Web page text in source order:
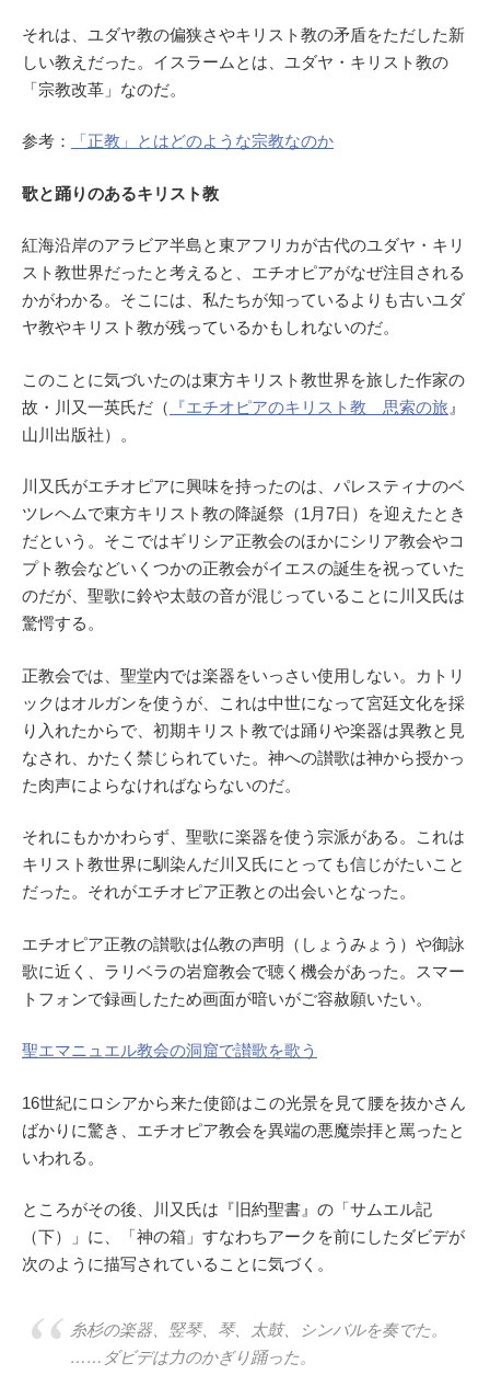
それは、ユダヤ教の偏狭さやキリスト教の矛盾をただした新
しい教えだった。イスラームとは、ユダヤ・キリスト教の
「宗教改革」なのだ。
参考： 「正教」とはどのような宗教なのか
歌と踊りのあるキリスト教
紅海沿岸のアラビア半島と東アフリカが古代のユダヤ・キリ
スト教世界だったと考えると、エチオピアがなぜ注目される
かがわかる。そこには、私たちが知っているよりも古いユダ
ヤ教やキリスト教が残っているかもしれないのだ。
このことに気づいたのは東方キリスト教世界を旅した作家の
故・川又一英氏だ（
『エチオピアのキリスト教 思索の旅 』
山川出版社）。
川又氏がエチオピアに興味を持ったのは、パレスティナのベ
ツレヘムで東方キリスト教の降誕祭（1月7日）を迎えたとき
だという。そこではギリシア正教会のほかにシリア教会やコ
プト教会などいくつかの正教会がイエスの誕生を祝っていた
のだが、聖歌に鈴や太鼓の音が混じっていることに川又氏は
驚愕する。
正教会では、聖堂内では楽器をいっさい使用しない。カトリ
ックはオルガンを使うが、これは中世になって宮廷文化を採
り入れたからで、初期キリスト教では踊りや楽器は異教と見
なされ、かたく禁じられていた。神への讃歌は神から授かっ
た肉声によらなければならないのだ。
それにもかかわらず、聖歌に楽器を使う宗派がある。これは
キリスト教世界に馴染んだ川又氏にとっても信じがたいこと
だった。それがエチオピア正教との出会いとなった。
エチオピア正教の讃歌は仏教の声明（しょうみょう）や御詠
歌に近く、ラリベラの岩窟教会で聴く機会があった。スマー
トフォンで録画したため画面が暗いがご容赦願いたい。
聖エマニュエル教会の洞窟で讃歌を歌う
16世紀にロシアから来た使節はこの光景を見て腰を抜かさん
ばかりに驚き、エチオピア教会を異端の悪魔崇拝と罵ったと
いわれる。
ところがその後、川又氏は『旧約聖書』の「サムエル記
（下）」に、「神の箱」すなわちアークを前にしたダビデが
次のように描写されていることに気づく。
糸杉の楽器、竪琴、琴、太鼓、シンバルを奏でた。
……ダビデは力のかぎり踊った。